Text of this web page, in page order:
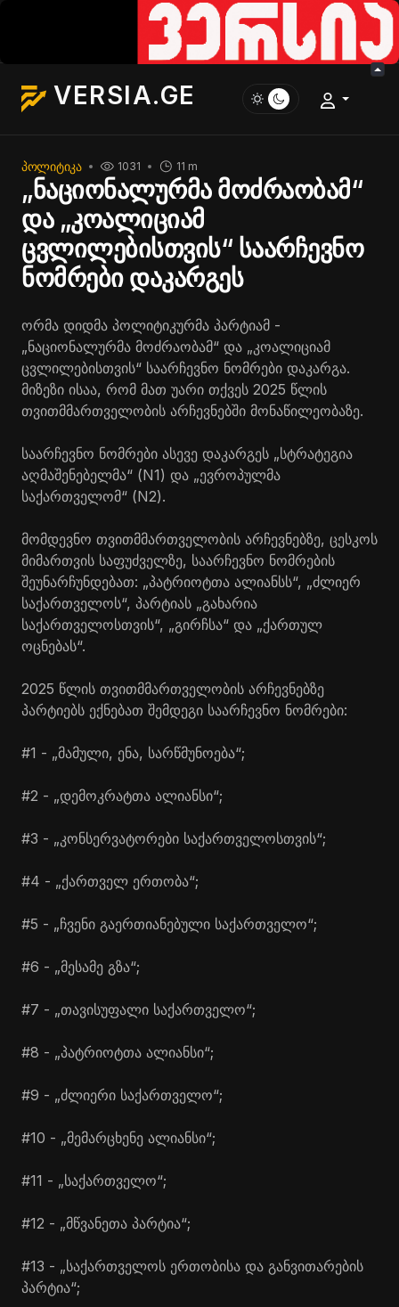
VERSIA.GE
ᲞᲝᲚᲘᲢᲘᲙᲐ 11 m
1031
„ნაციონალურმა მოძრაობამ“
და „კოალიციამ
ცვლილებისთვის“ საარჩევნო
ნომრები დაკარგეს
ორმა დიდმა პოლიტიკურმა პარტიამ -
„ნაციონალურმა მოძრაობამ“ და „კოალიციამ
ცვლილებისთვის“ საარჩევნო ნომრები დაკარგა.
მიზეზი ისაა, რომ მათ უარი თქვეს 2025 წლის
თვითმმართველობის არჩევნებში მონაწილეობაზე.
საარჩევნო ნომრები ასევე დაკარგეს „სტრატეგია
აღმაშენებელმა“ (N1) და „ევროპულმა
საქართველომ“ (N2).
მომდევნო თვითმმართველობის არჩევნებზე, ცესკოს
მიმართვის საფუძველზე, საარჩევნო ნომრების
შეუნარჩუნდებათ: „პატრიოტთა ალიანსს“, „ძლიერ
საქართველოს“, პარტიას „გახარია
საქართველოსთვის“, „გირჩსა“ და „ქართულ
ოცნებას“.
2025 წლის თვითმმართველობის არჩევნებზე
პარტიებს ექნებათ შემდეგი საარჩევნო ნომრები:
#1 - „მამული, ენა, სარწმუნოება“;
#2 - „დემოკრატთა ალიანსი“;
#3 - „კონსერვატორები საქართველოსთვის“;
#4 - „ქართველ ერთობა“;
#5 - „ჩვენი გაერთიანებული საქართველო“;
#6 - „მესამე გზა“;
#7 - „თავისუფალი საქართველო“;
#8 - „პატრიოტთა ალიანსი“;
#9 - „ძლიერი საქართველო“;
#10 - „მემარცხენე ალიანსი“;
#11 - „საქართველო“;
#12 - „მწვანეთა პარტია“;
#13 - „საქართველოს ერთობისა და განვითარების
პარტია“;